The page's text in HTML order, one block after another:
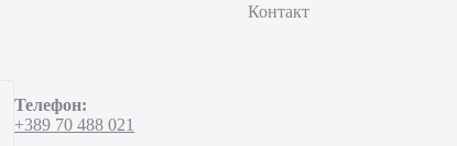
Контакт
Телефон:
+389 70 488 021